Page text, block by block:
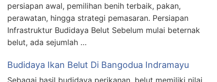
persiapan awal, pemilihan benih terbaik, pakan,
perawatan, hingga strategi pemasaran. Persiapan
Infrastruktur Budidaya Belut Sebelum mulai beternak
belut, ada sejumlah …
Budidaya Ikan Belut Di Bangodua Indramayu
Sebagai hasil budidaya perikanan, belut memiliki nilai